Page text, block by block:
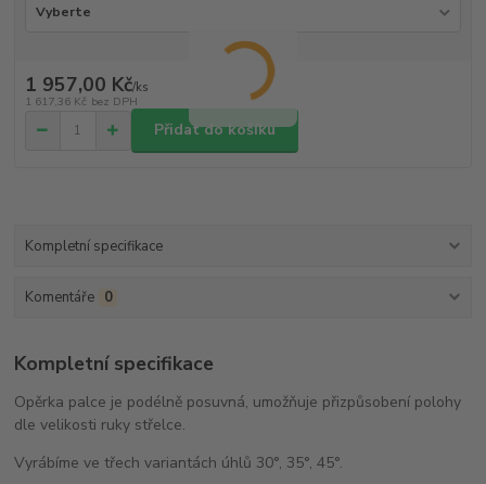
1 957,00 Kč/ks
1 617,36 Kč bez DPH
Přidat do košíku
Kompletní specifikace
Komentáře 0
Kompletní specifikace
Opěrka palce je podélně posuvná, umožňuje přizpůsobení polohy
dle velikosti ruky střelce.
Vyrábíme ve třech variantách úhlů 30°, 35°, 45°.